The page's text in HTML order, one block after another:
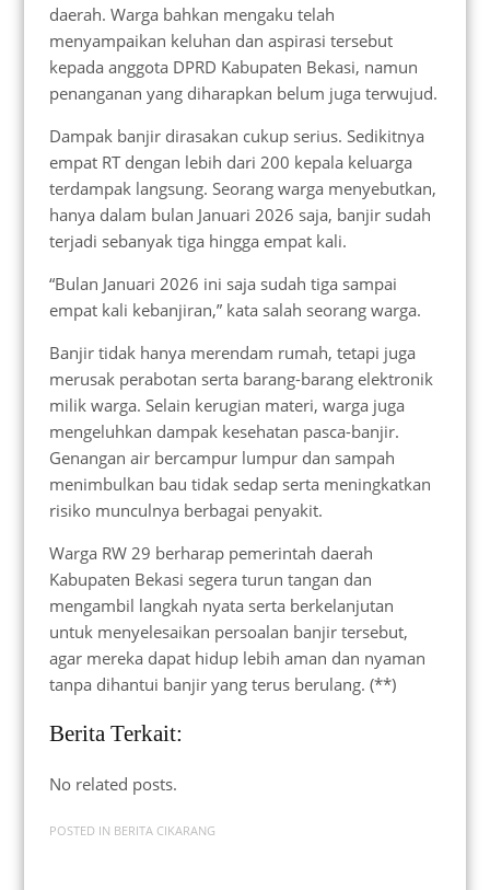
daerah. Warga bahkan mengaku telah
menyampaikan keluhan dan aspirasi tersebut
kepada anggota DPRD Kabupaten Bekasi, namun
penanganan yang diharapkan belum juga terwujud.
Dampak banjir dirasakan cukup serius. Sedikitnya
empat RT dengan lebih dari 200 kepala keluarga
terdampak langsung. Seorang warga menyebutkan,
hanya dalam bulan Januari 2026 saja, banjir sudah
terjadi sebanyak tiga hingga empat kali.
“Bulan Januari 2026 ini saja sudah tiga sampai
empat kali kebanjiran,” kata salah seorang warga.
Banjir tidak hanya merendam rumah, tetapi juga
merusak perabotan serta barang-barang elektronik
milik warga. Selain kerugian materi, warga juga
mengeluhkan dampak kesehatan pasca-banjir.
Genangan air bercampur lumpur dan sampah
menimbulkan bau tidak sedap serta meningkatkan
risiko munculnya berbagai penyakit.
Warga RW 29 berharap pemerintah daerah
Kabupaten Bekasi segera turun tangan dan
mengambil langkah nyata serta berkelanjutan
untuk menyelesaikan persoalan banjir tersebut,
agar mereka dapat hidup lebih aman dan nyaman
tanpa dihantui banjir yang terus berulang. (**)
Berita Terkait:
No related posts.
POSTED IN BERITA CIKARANG